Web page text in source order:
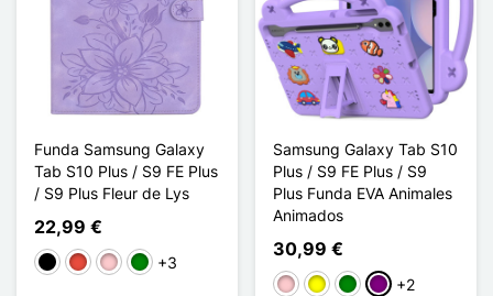
Funda Samsung Galaxy
Tab S10 Plus / S9 FE Plus
/ S9 Plus Fleur de Lys
22,99 €
NegroRojoRosaVerde
+3
Samsung Galaxy Tab S10
Plus / S9 FE Plus / S9
Plus Funda EVA Animales
Animados
30,99 €
RosaAmarillo
VerdePúrpura
+2